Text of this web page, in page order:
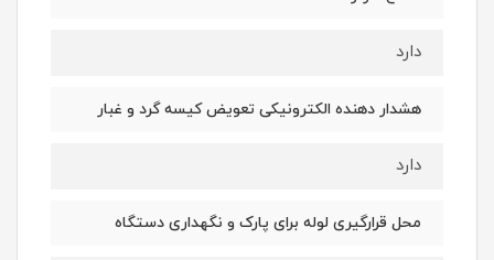
دارد
هشدار دهنده الکترونیکی تعویض کیسه گرد و غبار
دارد
محل قرارگیری لوله برای پارک و نگهداری دستگاه